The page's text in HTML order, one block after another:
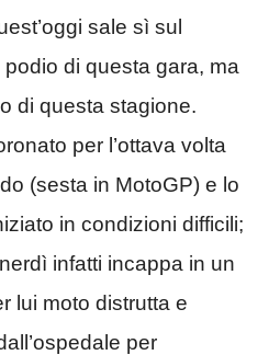
sale sì sul
di questa gara, ma
di questa stagione.
per l’ottava volta
(sesta in MotoGP) e lo
in condizioni difficili;
infatti incappa in un
lui moto distrutta e
per